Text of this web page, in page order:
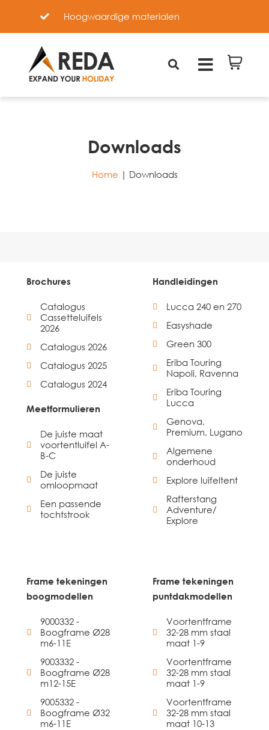
Optimale pasvorm
Downloads
Home | Downloads
Brochures
Catalogus
Cassetteluifels
2026
Catalogus 2026
Catalogus 2025
Catalogus 2024
Meetformulieren
De juiste maat
voortentluifel A-
B-C
De juiste
omloopmaat
Een passende
tochtstrook
Handleidingen
Lucca 240 en 270
Easyshade
Green 300
Eriba Touring
Napoli, Ravenna
Eriba Touring
Lucca
Genova,
Premium, Lugano
Algemene
onderhoud
Explore luifeltent
Rafterstang
Adventure/
Explore
Frame tekeningen
boogmodellen
9000332 -
Boogframe Ø28
m6-11E
9003332 -
Boogframe Ø28
m12-15E
9005332 -
Boogframe Ø32
m6-11E
Frame tekeningen
puntdakmodellen
Voortentframe
32-28 mm staal
maat 1-9
Voortentframe
32-28 mm staal
maat 1-9
Voortentframe
32-28 mm staal
maat 10-13